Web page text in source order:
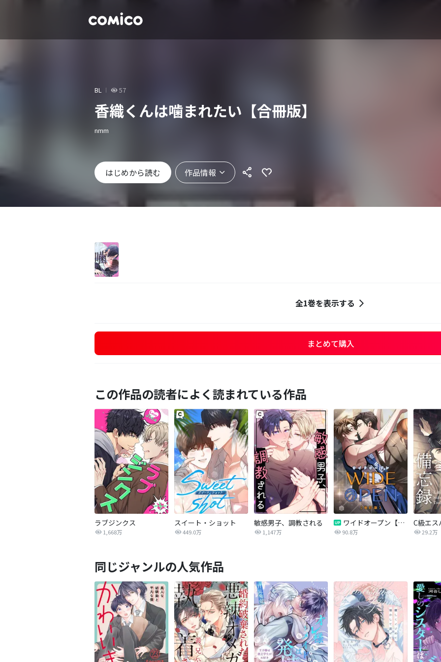
BL 57
香織くんは噛まれたい【合冊版】
nmm
はじめから読む 作品情報
全1巻を表示する
まとめて購入
この作品の読者によく読まれている作品
ラブジンクス
1,668万
スイート・ショット
449.0万
敏感男子、調教される
1,147万
ワイドオープン【改訂版】
90.8万
C級エス
29.2万
同じジャンルの人気作品